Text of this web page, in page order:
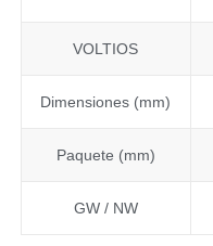
VOLTIOS
Dimensiones (mm)
Paquete (mm)
GW / NW